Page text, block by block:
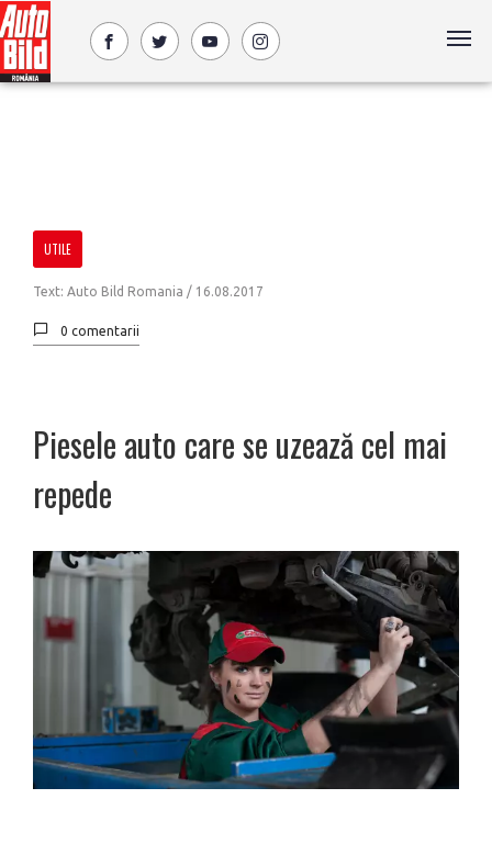
UTILE
Text: Auto Bild Romania / 16.08.2017
0 comentarii
Piesele auto care se uzează cel mai
repede